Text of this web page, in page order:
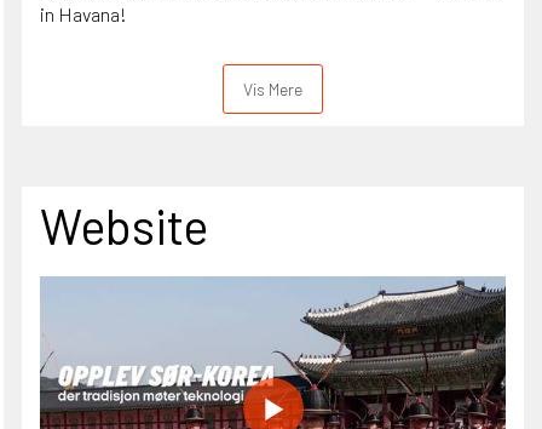
in Havana!
Vis Mere
Website